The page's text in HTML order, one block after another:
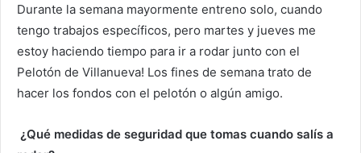
Durante la semana mayormente entreno solo, cuando
tengo trabajos específicos, pero martes y jueves me
estoy haciendo tiempo para ir a rodar junto con el
Pelotón de Villanueva! Los fines de semana trato de
hacer los fondos con el pelotón o algún amigo.
¿Qué medidas de seguridad que tomas cuando salís a